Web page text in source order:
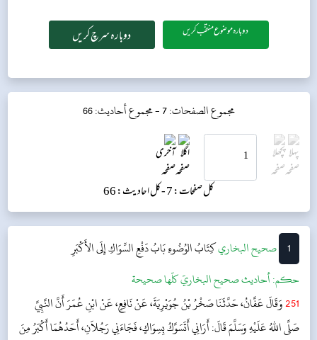
دوبارہ موضوع منتخب کریں
مجموع الصفحات: 7 - مجموع أحاديث: 66
کل صفحات: 7 - کل احادیث: 66
1 ‌‌صحيح البخاريكِتَابُ الوُضُوءِبَابُ دَفْعِ السِّوَاكِ إِلَى الأَكْبَرِ
حکم:أحاديث صحيح البخاريّ كلّها صحيحة
251وَقَالَ عَفَّانُ، حَدَّثَنَا صَخْرُ بْنُ جُوَيْرِيَةَ، عَنْ نَافِعٍ، عَنْ ابْنِ عُمَرَ أَنَّ النَّبِيَّ
صَلَّى اللهُ عَلَيْهِ وَسَلَّمَ قَالَ: أَرَانِي أَتَسَوَّكُ بِسِوَاكٍ، فَجَاءَنِي رَجُلاَنِ، أَحَدُهُمَا أَكْبَرُ مِنَ